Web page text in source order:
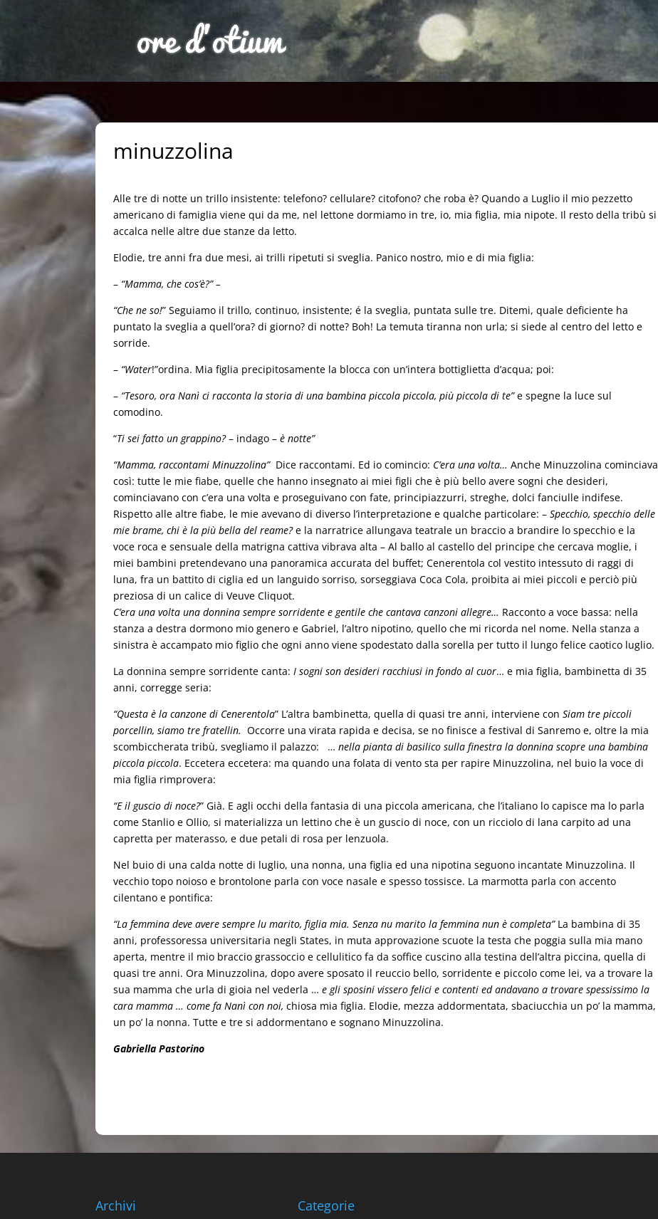
minuzzolina
Alle tre di notte un trillo insistente: telefono? cellulare? citofono? che roba è? Quando a Luglio il mio pezzetto
americano di famiglia viene qui da me, nel lettone dormiamo in tre, io, mia figlia, mia nipote. Il resto della tribù si
accalca nelle altre due stanze da letto.
Elodie, tre anni fra due mesi, ai trilli ripetuti si sveglia. Panico nostro, mio e di mia figlia:
– “Mamma, che cos’è?” –
“Che ne so!” Seguiamo il trillo, continuo, insistente; é la sveglia, puntata sulle tre. Ditemi, quale deficiente ha
puntato la sveglia a quell’ora? di giorno? di notte? Boh! La temuta tiranna non urla; si siede al centro del letto e
sorride.
– “Water!”ordina. Mia figlia precipitosamente la blocca con un’intera bottiglietta d’acqua; poi:
– “Tesoro, ora Nanì ci racconta la storia di una bambina piccola piccola, più piccola di te”e spegne la luce sul
comodino.
“Ti sei fatto un grappino?– indago – è notte”
“Mamma, raccontami Minuzzolina” Dice raccontami. Ed io comincio: C’era una volta… Anche Minuzzolina cominciava
così: tutte le mie fiabe, quelle che hanno insegnato ai miei figli che è più bello avere sogni che desideri,
cominciavano con c’era una volta e proseguivano con fate, principiazzurri, streghe, dolci fanciulle indifese.
Rispetto alle altre fiabe, le mie avevano di diverso l’interpretazione e qualche particolare: –Specchio, specchio delle
mie brame, chi è la più bella del reame?e la narratrice allungava teatrale un braccio a brandire lo specchio e la
voce roca e sensuale della matrigna cattiva vibrava alta – Al ballo al castello del principe che cercava moglie, i
miei bambini pretendevano una panoramica accurata del buffet; Cenerentola col vestito intessuto di raggi di
luna, fra un battito di ciglia ed un languido sorriso, sorseggiava Coca Cola, proibita ai miei piccoli e perciò più
preziosa di un calice di Veuve Cliquot.
C’era una volta una donnina sempre sorridente e gentile che cantava canzoni allegre… Racconto a voce bassa: nella
stanza a destra dormono mio genero e Gabriel, l’altro nipotino, quello che mi ricorda nel nome. Nella stanza a
sinistra è accampato mio figlio che ogni anno viene spodestato dalla sorella per tutto il lungo felice caotico luglio.
La donnina sempre sorridente canta: I sogni son desideri racchiusi in fondo al cuor… e mia figlia, bambinetta di 35
anni, corregge seria:
“Questa è la canzone di Cenerentola” L’altra bambinetta, quella di quasi tre anni, interviene con Siam tre piccoli
porcellin, siamo tre fratellin. Occorre una virata rapida e decisa, se no finisce a festival di Sanremo e, oltre la mia
scombiccherata tribù, svegliamo il palazzo: …nella pianta di basilico sulla finestra la donnina scopre una bambina
piccola piccola. Eccetera eccetera: ma quando una folata di vento sta per rapire Minuzzolina, nel buio la voce di
mia figlia rimprovera:
“E il guscio di noce?” Già. E agli occhi della fantasia di una piccola americana, che l’italiano lo capisce ma lo parla
come Stanlio e Ollio, si materializza un lettino che è un guscio di noce, con un ricciolo di lana carpito ad una
capretta per materasso, e due petali di rosa per lenzuola.
Nel buio di una calda notte di luglio, una nonna, una figlia ed una nipotina seguono incantate Minuzzolina. Il
vecchio topo noioso e brontolone parla con voce nasale e spesso tossisce. La marmotta parla con accento
cilentano e pontifica:
“La femmina deve avere sempre lu marito, figlia mia. Senza nu marito la femmina nun è completa”La bambina di 35
anni, professoressa universitaria negli States, in muta approvazione scuote la testa che poggia sulla mia mano
aperta, mentre il mio braccio grassoccio e cellulitico fa da soffice cuscino alla testina dell’altra piccina, quella di
quasi tre anni. Ora Minuzzolina, dopo avere sposato il reuccio bello, sorridente e piccolo come lei, va a trovare la
sua mamma che urla di gioia nel vederla … e gli sposini vissero felici e contenti ed andavano a trovare spessissimo la
cara mamma … come fa Nanì con noi, chiosa mia figlia. Elodie, mezza addormentata, sbaciucchia un po’ la mamma,
un po’ la nonna. Tutte e tre si addormentano e sognano Minuzzolina.
Gabriella Pastorino
Archivi Categorie